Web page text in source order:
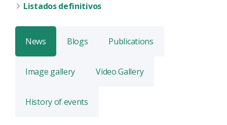
Listados definitivos
News Blogs Publications
Image gallery Video Gallery
History of events